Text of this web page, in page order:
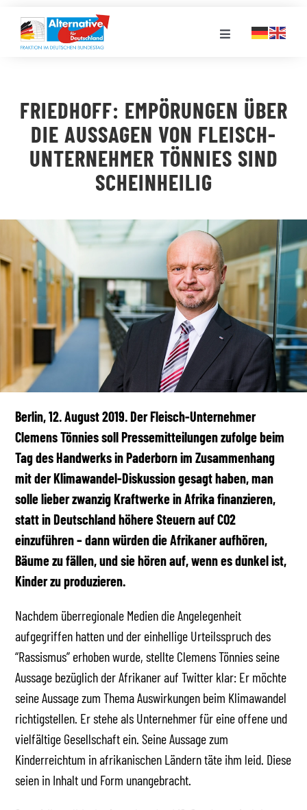
Inhalt
springen
Toggle
LANDESGRUPPEN
VERANSTALTUNGEN
STELLENPORTAL
MEDIATHEK
FRIEDHOFF: EMPÖRUNGEN ÜBER
DIE AUSSAGEN VON FLEISCH-
UNTERNEHMER TÖNNIES SIND
SCHEINHEILIG
Berlin, 12. August 2019. Der Fleisch-Unternehmer
Clemens Tönnies soll Pressemitteilungen zufolge beim
Tag des Handwerks in Paderborn im Zusammenhang
mit der Klimawandel-Diskussion gesagt haben, man
solle lieber zwanzig Kraftwerke in Afrika finanzieren,
statt in Deutschland höhere Steuern auf CO2
einzuführen – dann würden die Afrikaner aufhören,
Bäume zu fällen, und sie hören auf, wenn es dunkel ist,
Kinder zu produzieren.
Nachdem überregionale Medien die Angelegenheit
aufgegriffen hatten und der einhellige Urteilsspruch des
“Rassismus” erhoben wurde, stellte Clemens Tönnies seine
Aussage bezüglich der Afrikaner auf Twitter klar: Er möchte
seine Aussage zum Thema Auswirkungen beim Klimawandel
richtigstellen. Er stehe als Unternehmer für eine offene und
vielfältige Gesellschaft ein. Seine Aussage zum
Kinderreichtum in afrikanischen Ländern täte ihm leid. Diese
seien in Inhalt und Form unangebracht.